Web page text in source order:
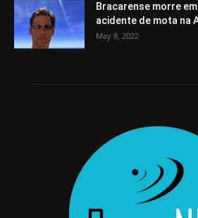
Bracarense morre
acidente de mota na
May 8, 2022